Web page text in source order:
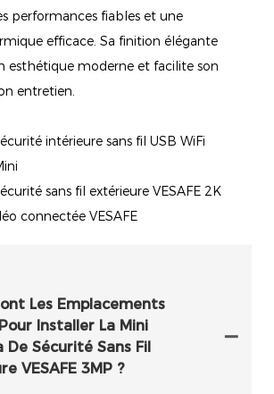
performances fiables et une
efficace. Sa finition élégante
esthétique moderne et facilite son
entretien.
intérieure sans fil USB WiFi
sans fil extérieure VESAFE 2K
connectée VESAFE
Les Emplacements
Installer La Mini
De Sécurité Sans Fil
VESAFE 3MP ?